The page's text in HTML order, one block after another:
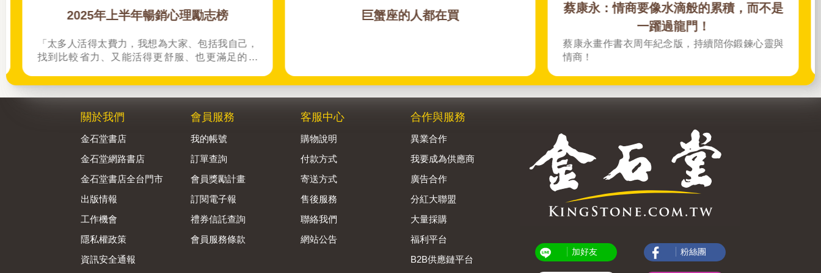
2025年上半年暢銷心理勵志榜
「太多人活得太費力，我想為大家、包括我自己，
找到比較省力、又能活得更舒服、也更滿足的方
們心靈療癒都在看這些↓↓↓↓
巨蟹座的人都在買
蔡康永：情商要像水滴般的累積，而不是
一躍過龍門！
蔡康永畫作書衣周年紀念版，持續陪你鍛鍊心靈與
情商！
關於我們
金石堂書店
金石堂網路書店
金石堂書店全台門市
出版情報
工作機會
隱私權政策
資訊安全通報
會員服務
我的帳號
訂單查詢
會員獎勵計畫
訂閱電子報
禮券信託查詢
會員服務條款
客服中心
購物說明
付款方式
寄送方式
售後服務
聯絡我們
網站公告
合作與服務
異業合作
我要成為供應商
廣告合作
分紅大聯盟
大量採購
福利平台
B2B供應鏈平台
加好友 粉絲團